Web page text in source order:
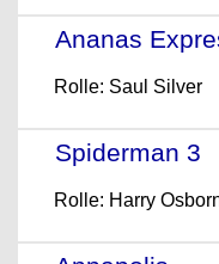
Ananas
Rolle: Saul Silver
Spiderman 3
Rolle: Harry